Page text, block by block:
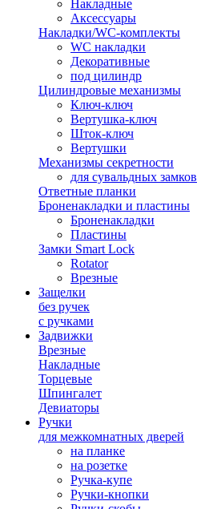
Накладные
Аксессуары
Накладки/WC-комплекты
WC накладки
Декоративные
под цилиндр
Цилиндровые механизмы
Ключ-ключ
Вертушка-ключ
Шток-ключ
Вертушки
Механизмы секретности
для сувальдных замков
Ответные планки
Броненакладки и пластины
Броненакладки
Пластины
Замки Smart Lock
Rotator
Врезные
Защелки
без ручек
с ручками
Задвижки
Врезные
Накладные
Торцевые
Шпингалет
Девиаторы
Ручки
для межкомнатных дверей
на планке
на розетке
Ручка-купе
Ручки-кнопки